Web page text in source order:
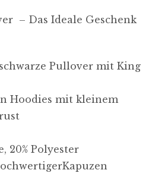
– Das Ideale Geschenk
Pullover mit King
Hoodies mit kleinem
20% Polyester